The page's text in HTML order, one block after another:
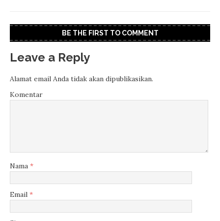
BE THE FIRST TO COMMENT
Leave a Reply
Alamat email Anda tidak akan dipublikasikan.
Komentar
Nama *
Email *